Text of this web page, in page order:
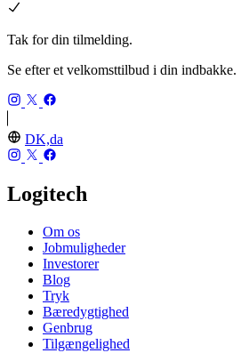
Tak for din tilmelding.
Se efter et velkomsttilbud i din indbakke.
DK,da
Logitech
Om os
Jobmuligheder
Investorer
Blog
Tryk
Bæredygtighed
Genbrug
Tilgængelighed